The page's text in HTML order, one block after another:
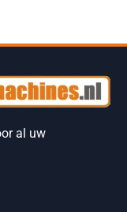
al uw